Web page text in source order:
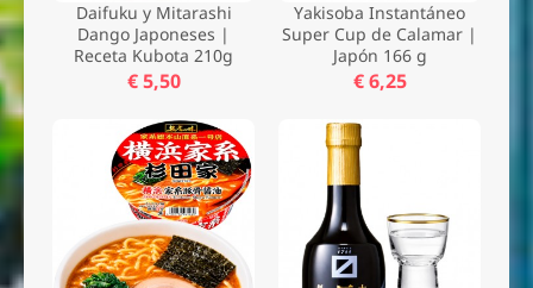
Daifuku y Mitarashi
Dango Japoneses |
Receta Kubota 210g
€ 5,50
Yakisoba Instantáneo
Super Cup de Calamar |
Japón 166 g
€ 6,25